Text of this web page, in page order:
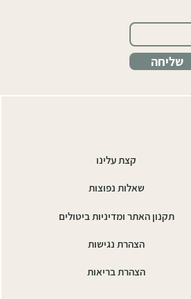
שליחה
קצת עלינו
שאלות נפוצות
תקנון האתר ומדיניות ביטולים
הצהרת נגישות
הצהרת בריאות